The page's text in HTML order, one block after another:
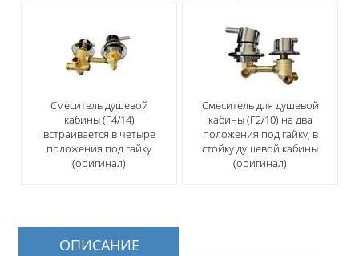
Смеситель душевой
кабины (Г4/14)
встраивается в четыре
положения под гайку
(оригинал)
Смеситель для душевой
кабины (Г2/10) на два
положения под гайку, в
стойку душевой кабины
(оригинал)
ОПИСАНИЕ